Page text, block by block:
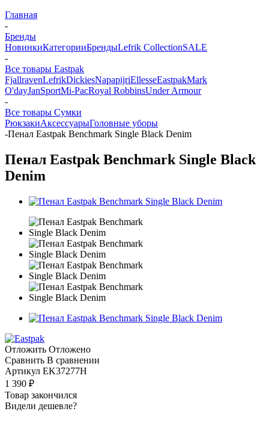
Главная
-
Бренды
НовинкиКатегорииБрендыLefrik CollectionSALE
-
Все товары Eastpak
FjallravenLefrikDickiesNapapijriEllesseEastpakMark
O'dayJanSportMi-PacRoyal RobbinsUnder Armour
-
Все товары Сумки
РюкзакиАксессуарыГоловные уборы
-Пенал Eastpak Benchmark Single Black Denim
Пенал Eastpak Benchmark Single Black
Denim
Отложить Отложено
Сравнить В сравнении
Артикул EK37277H
1 390 ₽
Товар закончился
Видели дешевле?